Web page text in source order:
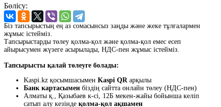
Бөлісу:
Біз тапсырыстың ең аз сомасынсыз заңды және жеке тұлғалармен
жұмыс істейміз.
Тапсырыстарды төлеу қолма-қол және қолма-қол емес есеп
айырысумен жүзеге асырылады, НДС-пен жұмыс істейміз.
Тапсырысты қалай төлеуге болады:
Kaspi.kz қосымшасымен Kaspi QRарқылы
Банк картасымен біздің сайтта онлайн төлеу (НДС-пен)
Алматы қ., Қазыбаев к-сі, 12Б мекен-жайы бойынша келіп
сатып алу кезінде қолма-қол ақшамен